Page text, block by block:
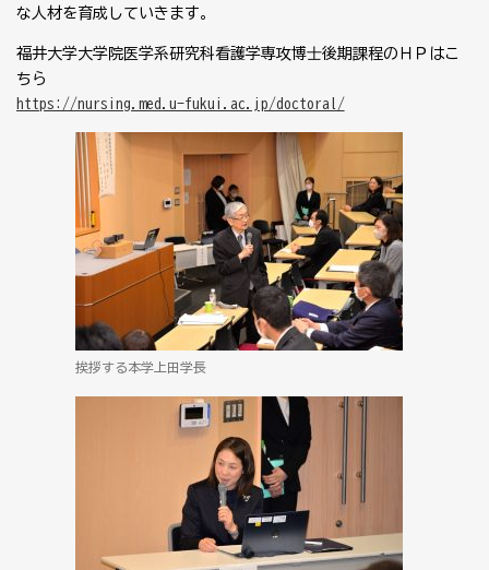
な人材を育成していきます。
福井大学大学院医学系研究科看護学専攻博⼠後期課程のＨＰはこ
ちら
https://nursing.med.u-fukui.ac.jp/doctoral/
挨拶する本学上田学長